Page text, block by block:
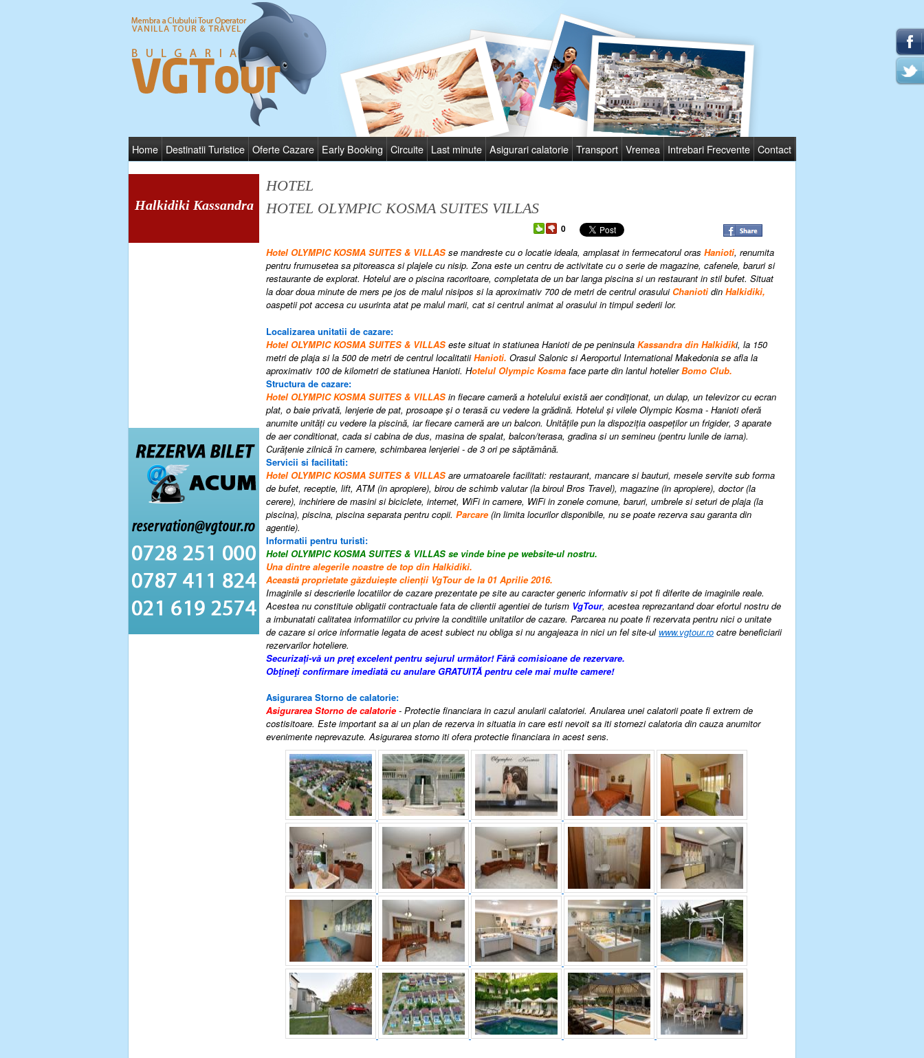
Home Destinatii Turistice Oferte Cazare Early Booking Circuite Last minute Asigurari calatorie Transport Vremea Intrebari Frecvente Contact
Halkidiki Kassandra
HOTEL
HOTEL OLYMPIC KOSMA SUITES VILLAS
0
Hotel OLYMPIC KOSMA SUITES & VILLAS se mandreste cu o locatie ideala, amplasat in fermecatorul oras Hanioti, renumita
pentru frumusetea sa pitoreasca si plajele cu nisip. Zona este un centru de activitate cu o serie de magazine, cafenele, baruri si
restaurante de explorat. Hotelul are o piscina racoritoare, completata de un bar langa piscina si un restaurant in stil bufet. Situat
la doar doua minute de mers pe jos de malul nisipos si la aproximativ 700 de metri de centrul orasului Chaniotidin Halkidiki,
oaspetii pot accesa cu usurinta atat pe malul marii, cat si centrul animat al orasului in timpul sederii lor.
Localizarea unitatii de cazare:
Hotel OLYMPIC KOSMA SUITES & VILLAS este situat in statiunea Hanioti de pe peninsula Kassandra din Halkidiki, la 150
metri de plaja si la 500 de metri de centrul localitatiiHanioti. Orasul Salonic si Aeroportul International Makedonia se afla la
aproximativ 100 de kilometri de statiunea Hanioti. Hotelul Olympic Kosma face parte din lantul hotelierBomo Club.
Structura de cazare:
Hotel OLYMPIC KOSMA SUITES & VILLAS in fiecare cameră a hotelului există aer condiționat, un dulap, un televizor cu ecran
plat, o baie privată, lenjerie de pat, prosoape și o terasă cu vedere la grădină. Hotelul și vilele Olympic Kosma - Hanioti oferă
anumite unități cu vedere la piscină, iar fiecare cameră are un balcon. Unitățile pun la dispoziția oaspeților un frigider, 3 aparate
de aer conditionat, cada si cabina de dus, masina de spalat, balcon/terasa, gradina si un semineu (pentru lunile de iarna).
Curățenie zilnică în camere, schimbarea lenjeriei - de 3 ori pe săptămână.
Servicii si facilitati:
Hotel OLYMPIC KOSMA SUITES & VILLAS are urmatoarele facilitati: restaurant, mancare si bauturi, mesele servite sub forma
de bufet, receptie, lift,ATM (in apropiere), birou de schimb valutar (la biroul Bros Travel), magazine (in apropiere), doctor (la
cerere), inchiriere de masini si biciclete, internet, WiFi in camere, WiFi in zonele comune, baruri, umbrele si seturi de plaja (la
piscina), piscina, piscina separata pentru copii. Parcare(in limita locurilor disponibile, nu se poate rezerva sau garanta din
agentie).
Informatii pentru turisti:
Hotel OLYMPIC KOSMA SUITES & VILLAS se vinde bine pe website-ul nostru.
Una dintre alegerile noastre de top din Halkidiki.
Această proprietate găzduiește clienții VgTour de la 01 Aprilie 2016.
Imaginile si descrierile locatiilor de cazare prezentate pe site au caracter generic informativ si pot fi diferite de imaginile reale.
Acestea nu constituie obligatii contractuale fata de clientii agentiei de turism VgTour, acestea reprezantand doar efortul nostru de
a imbunatati calitatea informatiilor cu privire la conditiile unitatilor de cazare. Parcarea nu poate fi rezervata pentru nici o unitate
de cazare si orice informatie legata de acest subiect nu obliga si nu angajeaza in nici un fel site-ul www.vgtour.ro catre beneficiarii
rezervarilor hoteliere.
Securizați-vă un preţ excelent pentru sejurul următor!Fără comisioane de rezervare.
Obţineţi confirmare imediată cu anulare GRATUITĂ pentru cele mai multe camere!
Asigurarea Storno de calatorie:
Asigurarea Storno de calatorie- Protectie financiara in cazul anularii calatoriei. Anularea unei calatorii poate fi extrem de
costisitoare. Este important sa ai un plan de rezerva in situatia in care esti nevoit sa iti stornezi calatoria din cauza anumitor
evenimente neprevazute. Asigurarea storno iti ofera protectie financiara in acest sens.